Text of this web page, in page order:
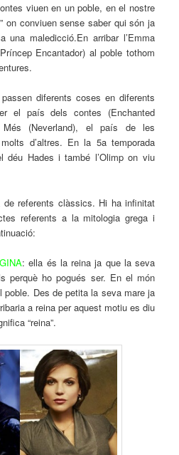
viuen en un poble, en el nostre
on conviuen sense saber qui són ja
una maledicció.En arribar l’Emma
Encantador) al poble tothom
diferents coses en diferents
el país dels contes (Enchanted
(Neverland), el país de les
d’altres. En la 5a temporada
déu Hades i també l’Olimp on viu
de referents clàssics. Hi ha infinitat
referents a la mitologia grega i
: ella és la reina ja que la seva
perquè ho pogués ser. En el món
poble. Des de petita la seva mare ja
a reina per aquest motiu es diu
“reina”.